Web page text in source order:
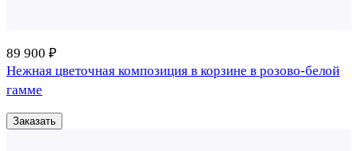
89 900 ₽
Нежная цветочная композиция в корзине в розово-белой
гамме
Заказать